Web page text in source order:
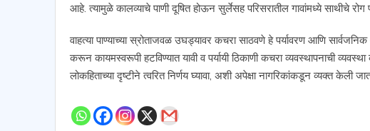
आहे. त्यामुळे कालव्याचे पाणी दूषित होऊन सुर्लेसह परिसरातील गावांमध्ये साथीचे
वाहत्या पाण्याच्या स्रोताजवळ उघड्यावर कचरा साठवणे हे पर्यावरण आणि
करून कायमस्वरूपी हटविण्यात यावी व पर्यायी ठिकाणी कचरा व्यवस्थापनाची
लोकहिताच्या दृष्टीने त्वरित निर्णय घ्यावा, अशी अपेक्षा नागरिकांकडून व्यक्त केली